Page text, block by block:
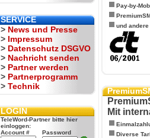
SERVICE
> News und Presse
> Impressum
> Datenschutz DSGVO
> Nachricht senden
> Partner werden
> Partnerprogramm
> Technik
LOGIN
TeleWord-Partner bitte hier
einloggen:
Account #
Password
Pay-by-
und
Mit
Diverse